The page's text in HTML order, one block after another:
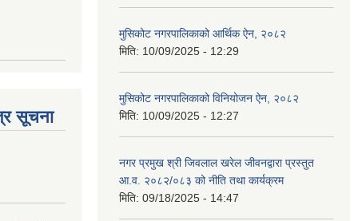
सूचना
मुसिकोट नगरपालिकाको आर्थिक ऐन, २०८२
मिति: 10/09/2025 - 12:29
मुसिकोट नगरपालिकाको विनियोजन ऐन, २०८२
मिति: 10/09/2025 - 12:27
नगर प्रमुख श्री जिवलाल खरेल जीवनद्वारा प्रस्तुत
आ.व. २०८२/०८३ को नीति तथा कार्यक्रम
मिति: 09/18/2025 - 14:47